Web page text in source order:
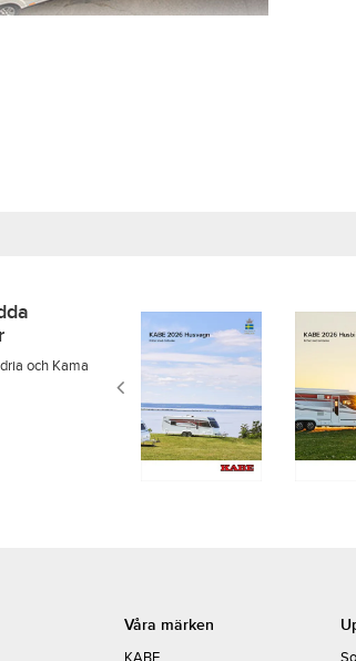
och Kama
Våra märken